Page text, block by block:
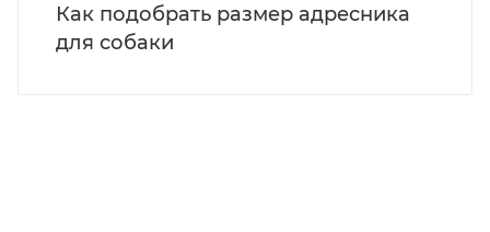
Как подобрать размер адресника
для собаки